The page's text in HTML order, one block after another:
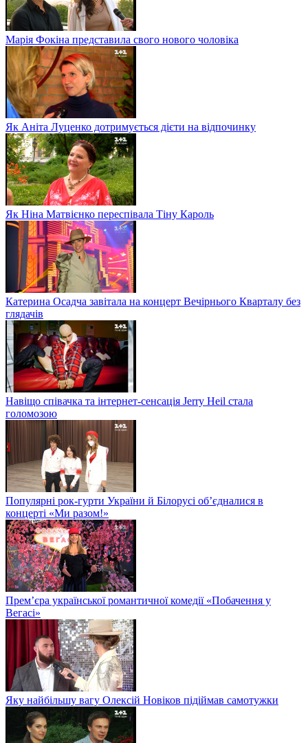
Марія Фокіна представила свого нового чоловіка
Як Аніта Луценко дотримується дієти на відпочинку
Як Ніна Матвієнко переспівала Тіну Кароль
Катерина Осадча завітала на концерт Вечірнього Кварталу без
глядачів
Навіщо співачка та інтернет-сенсація Jerry Heil стала
голомозою
Популярні рок-гурти України й Білорусі об’єдналися в
концерті «Ми разом!»
Прем’єра української романтичної комедії «Побачення у
Вегасі»
Яку найбільшу вагу Олексій Новіков підіймав самотужки